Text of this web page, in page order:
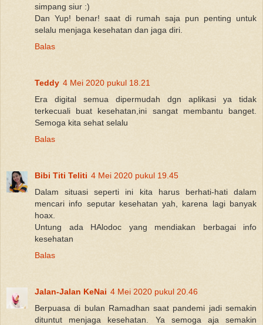
simpang siur :)
Dan Yup! benar! saat di rumah saja pun penting untuk
selalu menjaga kesehatan dan jaga diri.
Balas
Teddy 4 Mei 2020 pukul 18.21
Era digital semua dipermudah dgn aplikasi ya tidak
terkecuali buat kesehatan,ini sangat membantu banget.
Semoga kita sehat selalu
Balas
Bibi Titi Teliti 4 Mei 2020 pukul 19.45
Dalam situasi seperti ini kita harus berhati-hati dalam
mencari info seputar kesehatan yah, karena lagi banyak
hoax.
Untung ada HAlodoc yang mendiakan berbagai info
kesehatan
Balas
Jalan-Jalan KeNai 4 Mei 2020 pukul 20.46
Berpuasa di bulan Ramadhan saat pandemi jadi semakin
dituntut menjaga kesehatan. Ya semoga aja semakin